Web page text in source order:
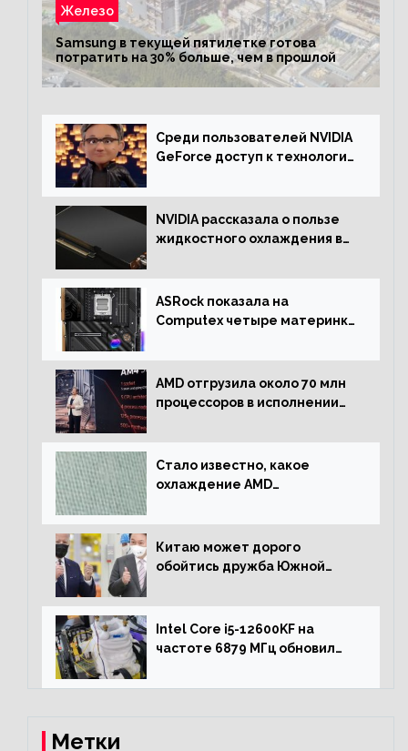
Железо
Samsung в текущей пятилетке готова
потратить на 30% больше, чем в прошлой
Среди пользователей NVIDIA
GeForce доступ к технологии
NVIDIA рассказала о пользе
жидкостного охлаждения в
ASRock показала на
Computex четыре материнки
включая модели Taichi
AMD отгрузила около 70 млн
процессоров в исполнении
Стало известно, какое
охлаждение AMD
процессора Ryzen 7000 до 5.5
ГГц
Китаю может дорого
обойтись дружба Южной
Intel Core i5-12600KF на
частоте 6879 МГц обновил
Метки